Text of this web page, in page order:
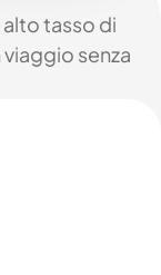
tasso di
senza